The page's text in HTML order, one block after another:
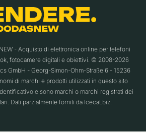
- Acquisto di elettronica online per telefoni
fotocamere digitali e obiettivi. © 2008-2026
GmbH - Georg-Simon-Ohm-Straße 6 - 15236
di marchi e prodotti utilizzati in questo sito
e sono marchi o marchi registrati dei
Dati parzialmente forniti da Icecat.biz.